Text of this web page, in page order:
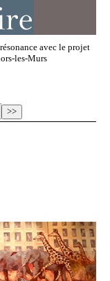
avec le projet
les-Murs